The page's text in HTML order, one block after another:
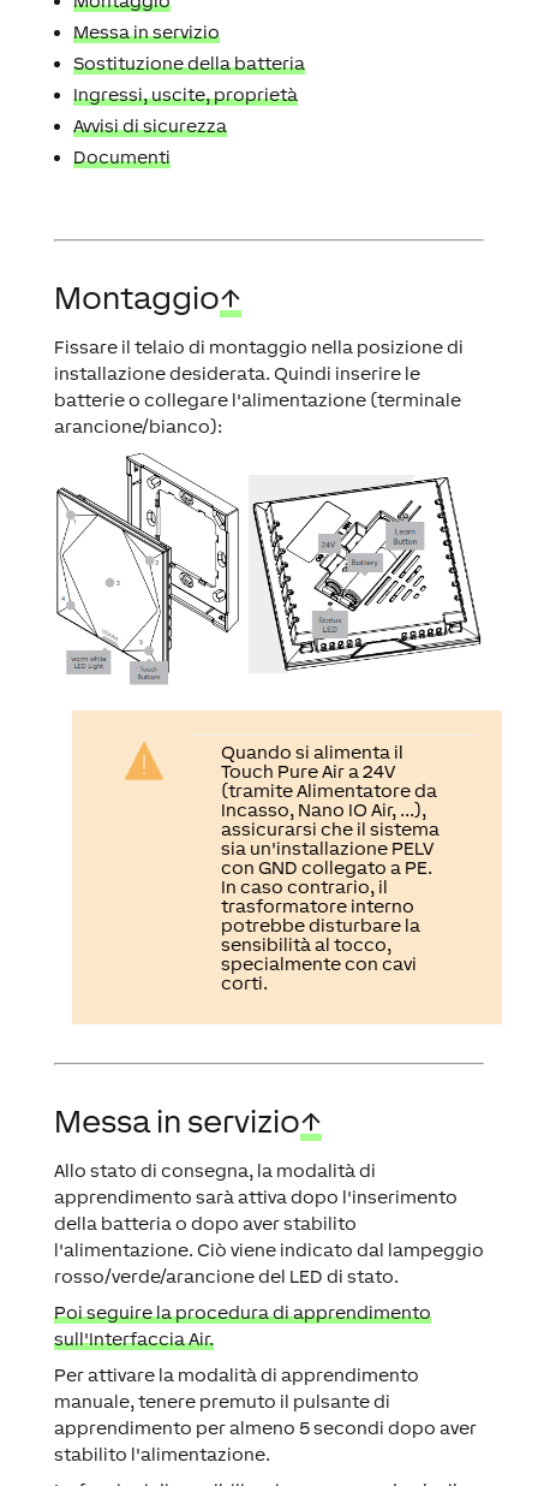
Messa in servizio
Sostituzione della batteria
Ingressi, uscite, proprietà
Avvisi di sicurezza
Documenti
Montaggio↑
Fissare il telaio di montaggio nella posizione di
installazione desiderata. Quindi inserire le
batterie o collegare l'alimentazione (terminale
arancione/bianco):
Quando si alimenta il
Touch Pure Air a 24V
(tramite Alimentatore da
Incasso, Nano IO Air, ...),
assicurarsi che il sistema
sia un'installazione PELV
con GND collegato a PE.
In caso contrario, il
trasformatore interno
potrebbe disturbare la
sensibilità al tocco,
specialmente con cavi
corti.
Messa in servizio↑
Allo stato di consegna, la modalità di
apprendimento sarà attiva dopo l'inserimento
della batteria o dopo aver stabilito
l'alimentazione. Ciò viene indicato dal lampeggio
rosso/verde/arancione del LED di stato.
Poi seguire la procedura di apprendimento
sull'Interfaccia Air.
Per attivare la modalità di apprendimento
manuale, tenere premuto il pulsante di
apprendimento per almeno 5 secondi dopo aver
stabilito l'alimentazione.